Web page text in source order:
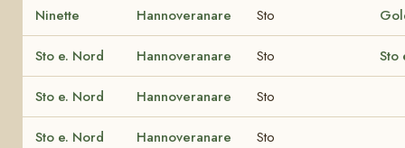
Ninette Hannoveranare Sto
Sto e. Nord Hannoveranare Sto Sto
Sto e. Nord Hannoveranare Sto
Sto e. Nord Hannoveranare Sto